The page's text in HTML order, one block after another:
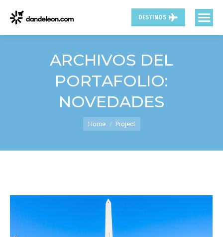
DESTINOS
ARCHIVOS DEL
PORTAFOLIO:
NOVEDADES
You are here:
Home Project